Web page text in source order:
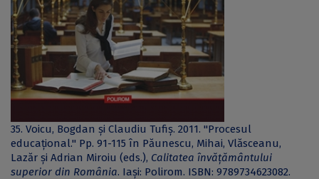
35. Voicu, Bogdan și Claudiu Tufiș. 2011. "Procesul
educațional." Pp. 91-115 în Păunescu, Mihai, Vlăsceanu,
Lazăr și Adrian Miroiu (eds.), Calitatea învățământului
superior din România. Iași: Polirom. ISBN: 9789734623082.